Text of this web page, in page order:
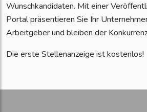
Wunschkandidaten. Mit einer
Portal präsentieren Sie Ihr
Arbeitgeber und bleiben der
Die erste Stellenanzeige ist kostenlos!